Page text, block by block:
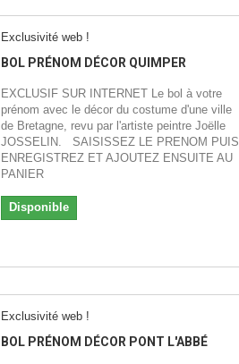
Exclusivité web !
BOL PRÉNOM DÉCOR QUIMPER
EXCLUSIF SUR INTERNET Le bol à votre
prénom avec le décor du costume d'une ville
de Bretagne, revu par l'artiste peintre Joëlle
JOSSELIN. SAISISSEZ LE PRENOM PUIS
ENREGISTREZ ET AJOUTEZ ENSUITE AU
PANIER
Disponible
Exclusivité web !
BOL PRÉNOM DÉCOR PONT L'ABBÉ